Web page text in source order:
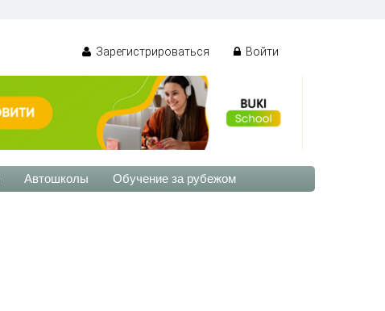
Зарегистрироваться Войти
Автошколы Обучение за рубежом